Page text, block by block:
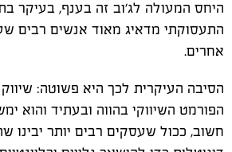
היחס המעולה לג׳וב זה בענף, בעיקר
התעסוקתי מדאיג מאוד אנשים רבים
אחרים.
הסיבה העיקרית לכך היא פשוטה: שיווק
הפורמט השיווקי בהווה ובעתיד והוא
חשוב, ככול שעסקים רבים יותר יבינו